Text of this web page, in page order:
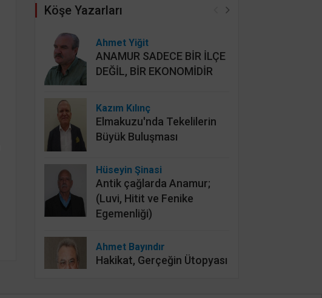
Köşe Yazarları
Ahmet Yiğit
ANAMUR SADECE BİR İLÇE
DEĞİL, BİR EKONOMİDİR
Kazım Kılınç
Elmakuzu'nda Tekelilerin
Büyük Buluşması
Hüseyin Şinasi
Antik çağlarda Anamur;
(Luvi, Hitit ve Fenike
Egemenliği)
Ahmet Bayındır
Hakikat, Gerçeğin Ütopyası